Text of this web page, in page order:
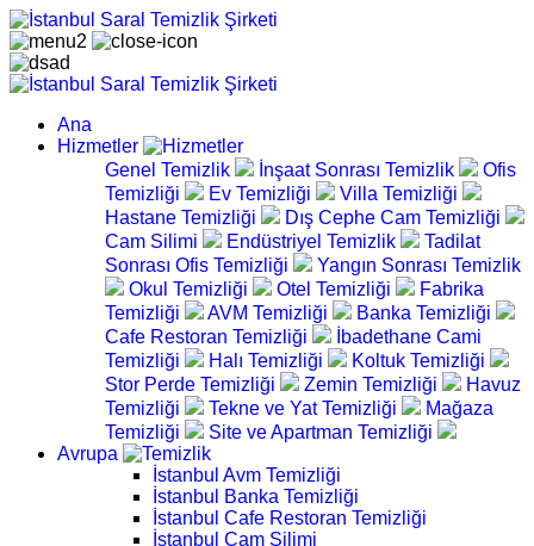
Ana
Hizmetler
Genel Temizlik
İnşaat Sonrası Temizlik
Ofis
Temizliği
Ev Temizliği
Villa Temizliği
Hastane Temizliği
Dış Cephe Cam Temizliği
Cam Silimi
Endüstriyel Temizlik
Tadilat
Sonrası Ofis Temizliği
Yangın Sonrası Temizlik
Okul Temizliği
Otel Temizliği
Fabrika
Temizliği
AVM Temizliği
Banka Temizliği
Cafe Restoran Temizliği
İbadethane Cami
Temizliği
Halı Temizliği
Koltuk Temizliği
Stor Perde Temizliği
Zemin Temizliği
Havuz
Temizliği
Tekne ve Yat Temizliği
Mağaza
Temizliği
Site ve Apartman Temizliği
Avrupa
İstanbul Avm Temizliği
İstanbul Banka Temizliği
İstanbul Cafe Restoran Temizliği
İstanbul Cam Silimi